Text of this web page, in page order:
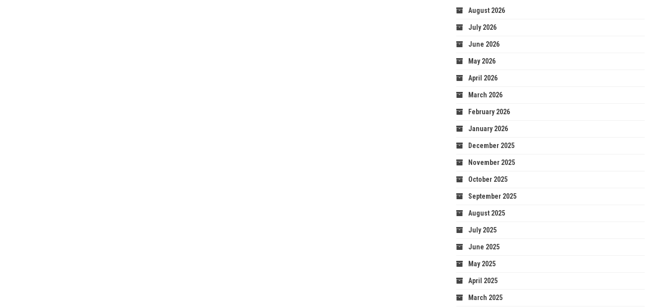
August 2026
July 2026
June 2026
May 2026
April 2026
March 2026
February 2026
January 2026
December 2025
November 2025
October 2025
September 2025
August 2025
July 2025
June 2025
May 2025
April 2025
March 2025